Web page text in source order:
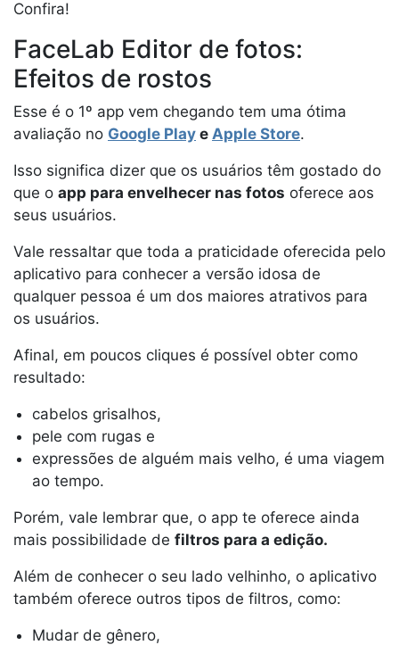
Confira!
FaceLab Editor de fotos:
Efeitos de rostos
Esse é o 1º app vem chegando tem uma ótima
avaliação no Google Play e Apple Store.
Isso significa dizer que os usuários têm gostado do
que o app para envelhecer nas fotos oferece aos
seus usuários.
Vale ressaltar que toda a praticidade oferecida pelo
aplicativo para conhecer a versão idosa de
qualquer pessoa é um dos maiores atrativos para
os usuários.
Afinal, em poucos cliques é possível obter como
resultado:
cabelos grisalhos,
pele com rugas e
expressões de alguém mais velho, é uma viagem
ao tempo.
Porém, vale lembrar que, o app te oferece ainda
mais possibilidade de filtros para a edição.
Além de conhecer o seu lado velhinho, o aplicativo
também oferece outros tipos de filtros, como:
Mudar de gênero,